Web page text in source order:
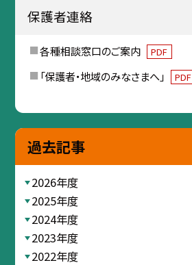
保護者連絡
各種相談窓口のご案内 PDF
「保護者・地域のみなさまへ」 PDF
過去記事
2026年度
2025年度
2024年度
2023年度
2022年度